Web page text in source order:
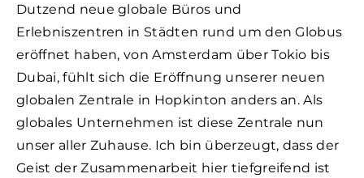
Dutzend neue globale Büros und
Erlebniszentren in Städten rund um den Globus
eröffnet haben, von Amsterdam über Tokio bis
Dubai, fühlt sich die Eröffnung unserer neuen
globalen Zentrale in Hopkinton anders an. Als
globales Unternehmen ist diese Zentrale nun
unser aller Zuhause. Ich bin überzeugt, dass der
Geist der Zusammenarbeit hier tiefgreifend ist